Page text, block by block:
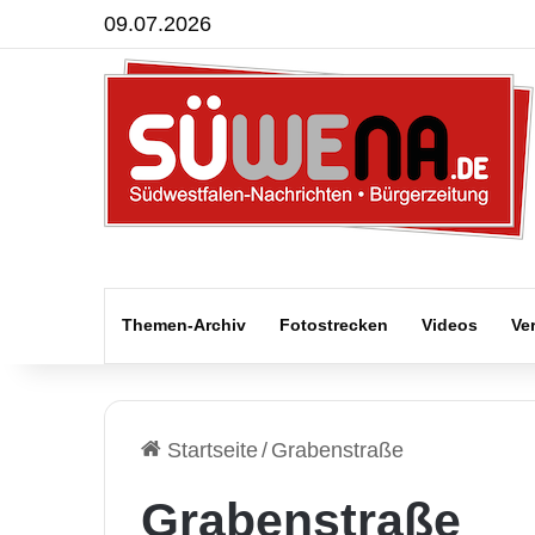
09.07.2026
Themen-Archiv Fotostrecken Videos
Startseite/ Grabenstraße
Grabenstraße